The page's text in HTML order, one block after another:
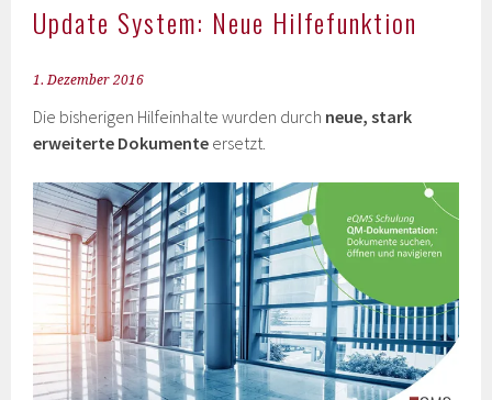
Update System: Neue Hilfefunktion
1. Dezember 2016
Die bisherigen Hilfeinhalte wurden durch neue, stark
erweiterte Dokumente ersetzt.